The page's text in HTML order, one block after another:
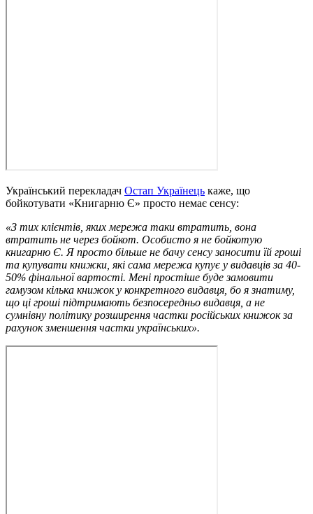
Український перекладач Остап Українець каже, що
бойкотувати «Книгарню Є» просто немає сенсу:
«З тих клієнтів, яких мережа таки втратить, вона
втратить не через бойкот. Особисто я не бойкотую
книгарню Є. Я просто більше не бачу сенсу заносити їй гроші
та купувати книжки, які сама мережа купує у видавців за 40-
50% фінальної вартості. Мені простіше буде замовити
гамузом кілька книжок у конкретного видавця, бо я знатиму,
що ці гроші підтримають безпосередньо видавця, а не
сумнівну політику розширення частки російських книжок за
рахунок зменшення частки українських».